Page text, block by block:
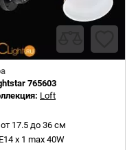
765603
Loft
от 17.5 до 36 см
E14 x 1 max 40W